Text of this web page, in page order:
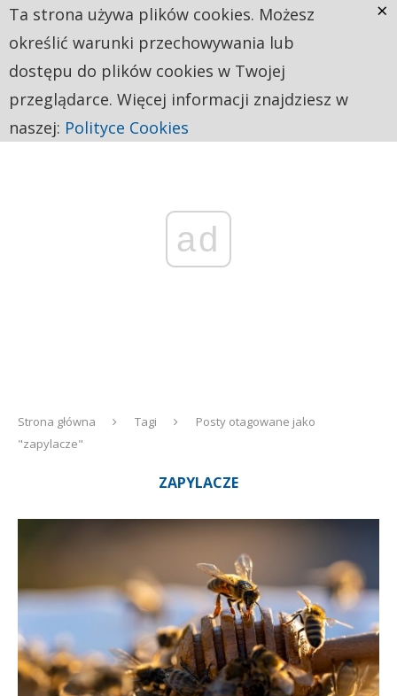
ad
Strona główna Tagi
Posty otagowane jako
"zapylacze"
ZAPYLACZE
Ta strona używa plików cookies. Możesz
określić warunki przechowywania lub
dostępu do plików cookies w Twojej
przeglądarce. Więcej informacji znajdziesz w
naszej: Polityce Cookies
×